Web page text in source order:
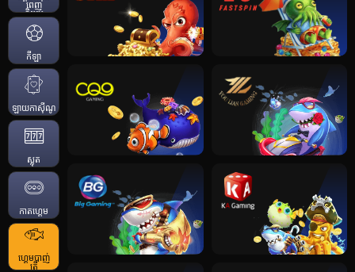
ពេញ
និយម
កីឡា
ឡាយកាសុីណូ
ស្លុត
កាតហ្គេម
ហ្គេមបាញ់
ត្រី